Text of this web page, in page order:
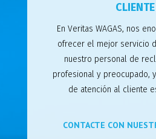
CLIENTE
En Veritas WAGAS, nos
ofrecer el mejor servicio
nuestro personal de
profesional y preocupado,
de atención al cliente
CONTACTE CON